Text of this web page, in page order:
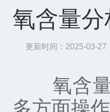
氧含量
更新时间：2025-03-27
氧含量